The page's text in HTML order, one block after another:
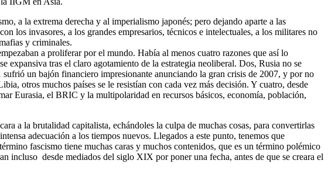
a la extrema derecha y al imperialismo japonés; pero dejando aparte a las
los invasores, a los grandes empresarios, técnicos e intelectuales, a los militares no
y criminales.
a proliferar por el mundo. Había al menos cuatro razones que así lo
expansiva tras el claro agotamiento de la estrategia neoliberal. Dos, Rusia no se
un bajón financiero impresionante anunciando la gran crisis de 2007, y por no
otros muchos países se le resistían con cada vez más decisión. Y cuatro, desde
Eurasia, el BRIC y la multipolaridad en recursos básicos, economía, población,
a la brutalidad capitalista, echándoles la culpa de muchas cosas, para convertirlas
adecuación a los tiempos nuevos. Llegados a este punto, tenemos que
fascismo tiene muchas caras y muchos contenidos, que es un término polémico
incluso desde mediados del siglo XIX por poner una fecha, antes de que se creara el